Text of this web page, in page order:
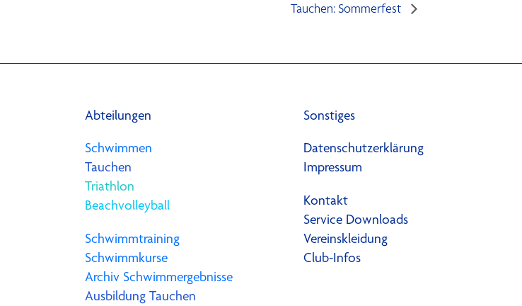
Tauchen: Sommerfest
Abteilungen
Schwimmen
Tauchen
Triathlon
Beachvolleyball
Schwimmtraining
Schwimmkurse
Archiv Schwimmergebnisse
Ausbildung Tauchen
Sonstiges
Datenschutzerklärung
Impressum
Kontakt
Service Downloads
Vereinskleidung
Club-Infos